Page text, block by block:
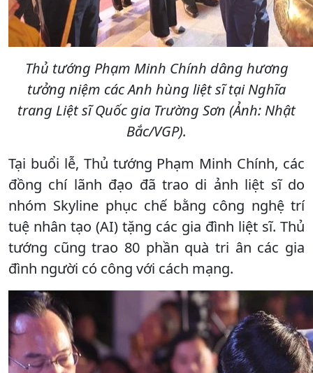
Thủ tướng Phạm Minh Chính dâng hương
tưởng niệm các Anh hùng liệt sĩ tại Nghĩa
trang Liệt sĩ Quốc gia Trường Sơn (Ảnh: Nhật
Bắc/VGP).
Tại buổi lễ, Thủ tướng Phạm Minh Chính, các
đồng chí lãnh đạo đã trao di ảnh liệt sĩ do
nhóm Skyline phục chế bằng công nghệ trí
tuệ nhân tạo (AI) tặng các gia đình liệt sĩ. Thủ
tướng cũng trao 80 phần quà tri ân các gia
đình người có công với cách mạng.